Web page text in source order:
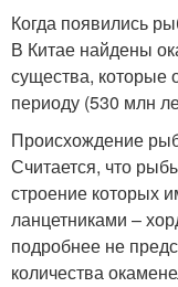
Когда появились
В Китае найдены
существа, которые
периоду (530 млн
Происхождение
Считается, что
строение которых
ланцетниками –
подробнее не
количества